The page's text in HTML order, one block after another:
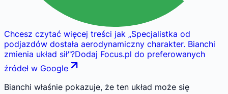
Chcesz czytać więcej treści jak „Specjalistka od
podjazdów dostała aerodynamiczny charakter. Bianchi
zmienia układ sił"?Dodaj Focus.pl do preferowanych
źródeł w Google
Bianchi właśnie pokazuje, że ten układ może się